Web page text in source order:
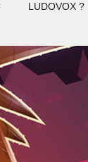
LUDOVOX ?